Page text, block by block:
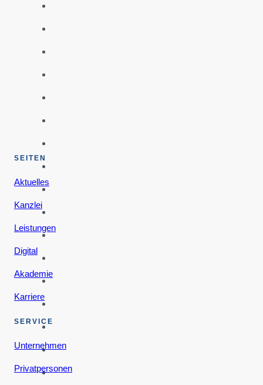
SEITEN
Aktuelles
Kanzlei
Leistungen
Digital
Akademie
Karriere
SERVICE
Unternehmen
Privatpersonen